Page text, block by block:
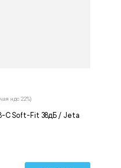
C Soft-Fit 38дБ / Jeta
ндс 22%)